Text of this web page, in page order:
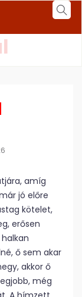
amíg
jó előre
kötelet,
erősen
ő sem akar
akkor ő
még